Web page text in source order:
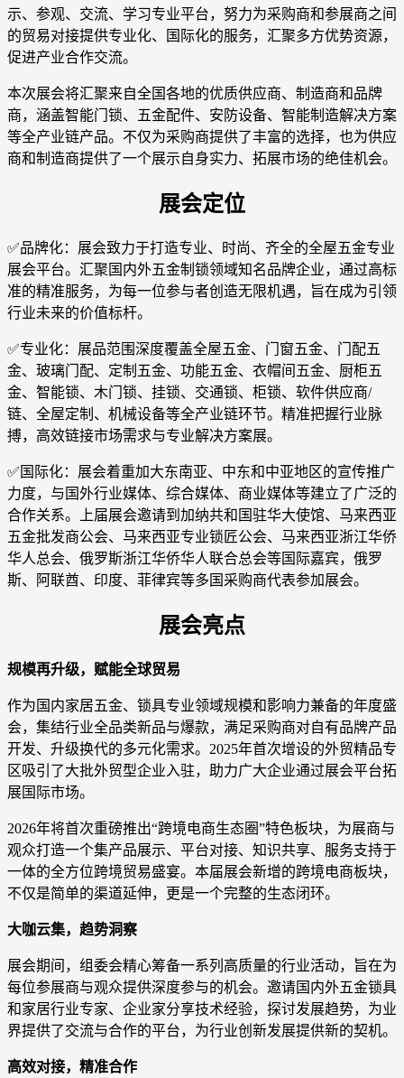
示、参观、交流、学习专业平台，努力为采购商和参展商之间
的贸易对接提供专业化、国际化的服务，汇聚多方优势资源，
促进产业合作交流。
本次展会将汇聚来自全国各地的优质供应商、制造商和品牌
商，涵盖智能门锁、五金配件、安防设备、智能制造解决方案
等全产业链产品。不仅为采购商提供了丰富的选择，也为供应
商和制造商提供了一个展示自身实力、拓展市场的绝佳机会。
展会定位
✅品牌化：展会致力于打造专业、时尚、齐全的全屋五金专业
展会平台。汇聚国内外五金制锁领域知名品牌企业，通过高标
准的精准服务，为每一位参与者创造无限机遇，旨在成为引领
行业未来的价值标杆。
✅专业化：展品范围深度覆盖全屋五金、门窗五金、门配五
金、玻璃门配、定制五金、功能五金、衣帽间五金、厨柜五
金、智能锁、木门锁、挂锁、交通锁、柜锁、软件供应商/
链、全屋定制、机械设备等全产业链环节。精准把握行业脉
搏，高效链接市场需求与专业解决方案展。
✅国际化：展会着重加大东南亚、中东和中亚地区的宣传推广
力度，与国外行业媒体、综合媒体、商业媒体等建立了广泛的
合作关系。上届展会邀请到加纳共和国驻华大使馆、马来西亚
五金批发商公会、马来西亚专业锁匠公会、马来西亚浙江华侨
华人总会、俄罗斯浙江华侨华人联合总会等国际嘉宾，俄罗
斯、阿联酋、印度、菲律宾等多国采购商代表参加展会。
展会亮点
规模再升级，赋能全球贸易
作为国内家居五金、锁具专业领域规模和影响力兼备的年度盛
会，集结行业全品类新品与爆款，满足采购商对自有品牌产品
开发、升级换代的多元化需求。2025年首次增设的外贸精品专
区吸引了大批外贸型企业入驻，助力广大企业通过展会平台拓
展国际市场。
2026年将首次重磅推出“跨境电商生态圈”特色板块，为展商与
观众打造一个集产品展示、平台对接、知识共享、服务支持于
一体的全方位跨境贸易盛宴。本届展会新增的跨境电商板块，
不仅是简单的渠道延伸，更是一个完整的生态闭环。
大咖云集，趋势洞察
展会期间，组委会精心筹备一系列高质量的行业活动，旨在为
每位参展商与观众提供深度参与的机会。邀请国内外五金锁具
和家居行业专家、企业家分享技术经验，探讨发展趋势，为业
界提供了交流与合作的平台，为行业创新发展提供新的契机。
高效对接，精准合作